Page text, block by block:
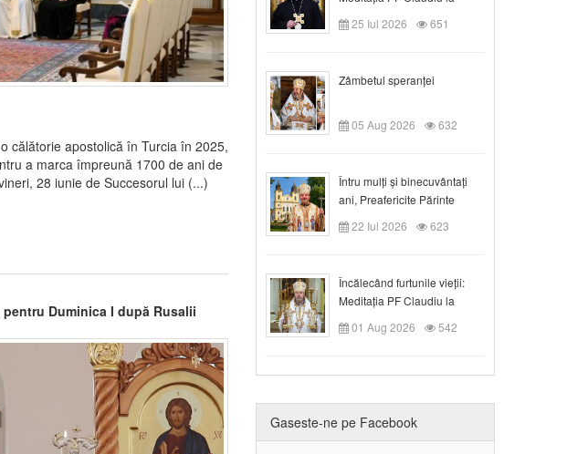
călătorie apostolică în Turcia în 2025,
a marca împreună 1700 de ani de
28 iunie de Succesorul lui (...)
pentru Duminica I după Rusalii
Duminica a VIII-a după
Rusalii
25 Iul 2026 651
Zâmbetul speranței
05 Aug 2026 632
Întru mulți și binecuvântați
ani, Preafericite Părinte
Claudiu!
22 Iul 2026 623
Încălecând furtunile vieții:
Meditația PF Claudiu la
Duminica a IX-a după Rusalii
01 Aug 2026 542
Gaseste-ne pe Facebook